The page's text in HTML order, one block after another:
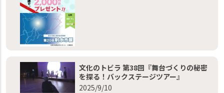
文化のトビラ 第38回『舞台づくりの秘密
を探る！バックステージツアー』
2025/9/10